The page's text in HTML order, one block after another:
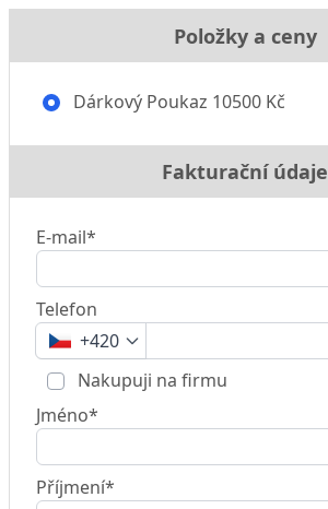
Položky a ceny
Dárkový Poukaz 10500 Kč
Fakturační údaje
E-mail*
Telefon
+420
Nakupuji na firmu
Jméno*
Příjmení*